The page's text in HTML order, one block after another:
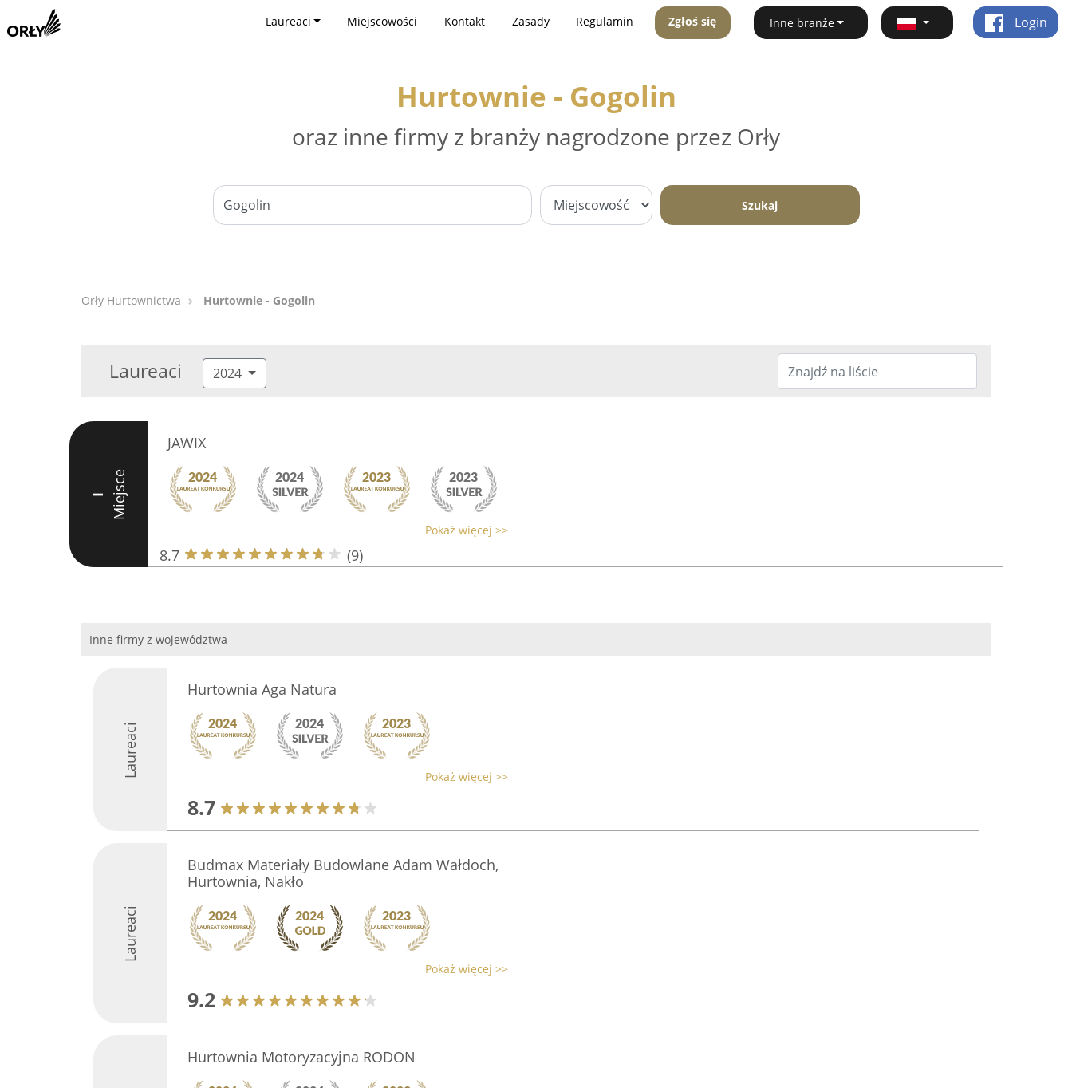
Laureaci Miejscowości Kontakt Zasady Regulamin Zgłoś się Inne branże Login
Hurtownie - Gogolin
oraz inne firmy z branży nagrodzone przez Orły
Szukaj
Orły Hurtownictwa Hurtownie - Gogolin
Laureaci 2024
I Miejsce
JAWIX
Pokaż więcej >>
8.7 (9)
Inne firmy z województwa
Laureaci
Hurtownia Aga Natura
Pokaż więcej >>
8.7
Laureaci
Budmax Materiały Budowlane Adam Wałdoch,
Hurtownia, Nakło
Pokaż więcej >>
9.2
Hurtownia Motoryzacyjna RODON